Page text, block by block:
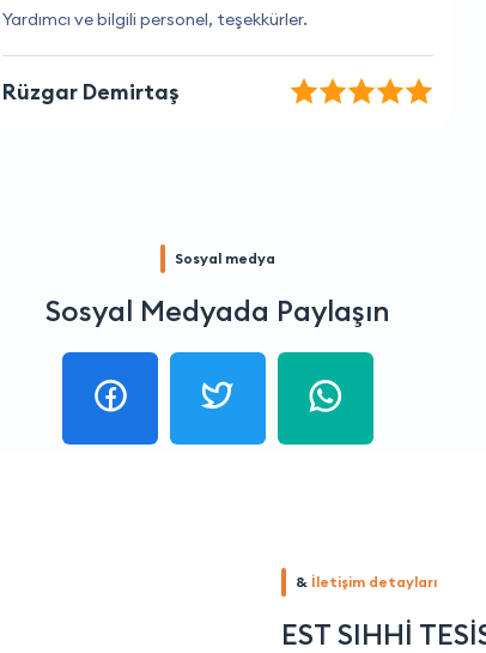
Sorularıma hızlı yanıtlar veriyorlar
Yiğit İnan
Sosyal medya
Sosyal Medyada Paylaşın
& İletişim detayları
EST SIHHİ